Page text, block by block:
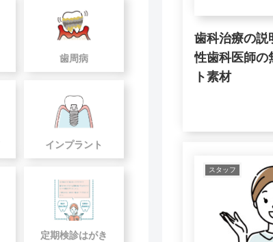
歯科治療の説
性歯科医師の
ト素材
スタッフ
歯周病
インプラント
定期検診はがき